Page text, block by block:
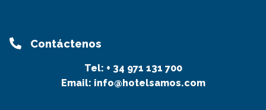
Contáctenos
Tel: + 34 971 131 700
Email: info@hotelsamos.com